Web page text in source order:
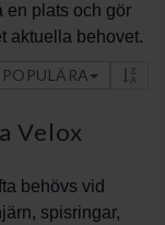
en plats och gör
aktuella behovet.
Velox
behövs vid
spisringar,